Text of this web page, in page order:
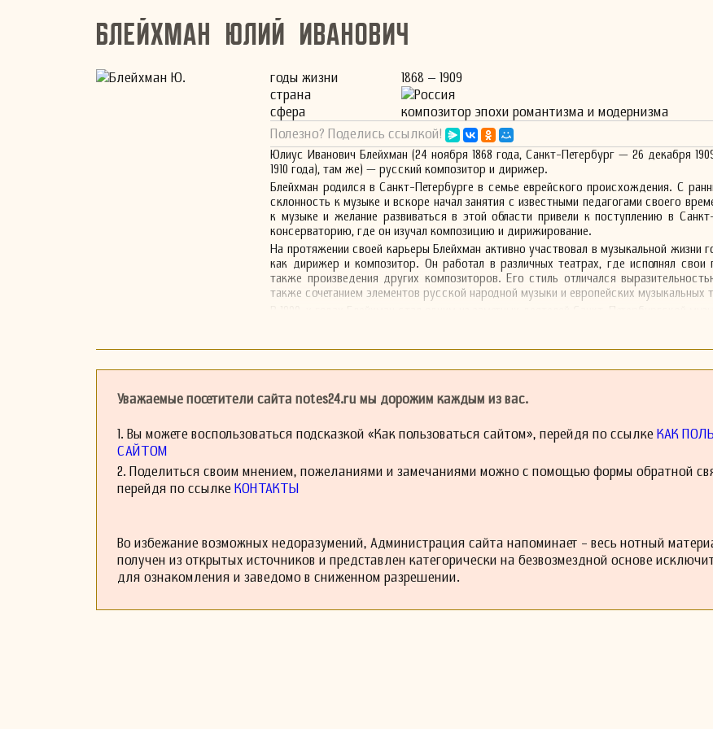
Блейхман Юлий Иванович
годы жизни
1868 – 1909
страна
Россия
сфера
композитор эпохи романтизма и модернизма
Полезно? Поделись ссылкой!
Юлиус Иванович Блейхман (24 ноября 1868 года, Санкт-Петербург — 26 декабря
1910 года), там же) — русский композитор и дирижер.
Блейхман родился в Санкт-Петербурге в семье еврейского происхождения. С
склонность к музыке и вскоре начал занятия с известными педагогами своего
к музыке и желание развиваться в этой области привели к поступлению в
консерваторию, где он изучал композицию и дирижирование.
На протяжении своей карьеры Блейхман активно участвовал в музыкальной жизни
как дирижер и композитор. Он работал в различных театрах, где исполнял свои
также произведения других композиторов. Его стиль отличался
также сочетанием элементов русской народной музыки и европейских музыкальных
Его композиторская деятельность охватывала различные жанры, включая
Личная жизнь Блейхмана была омрачена трудностями и борьбой за признание.
музыкальной прессы. Его жизнь оборвалась слишком рано, оставив за собой
После его смерти музыкальное сообщество Санкт-Петербурга ощутило его утрату,
современные исследователи пытаются восстановить его наследие, чтобы
представление о влиянии Блейхмана на русскую музыкальную сцену начала XX века.
Таким образом, Юлиус Блейхман остается важной фигурой в истории русской
Уважаемые посетители сайта notes24.ru мы дорожим каждым из вас.
1. Вы можете воспользоваться подсказкой «Как пользоваться сайтом», перейдя по ссылке КАК
САЙТОМ
2. Поделиться своим мнением, пожеланиями и замечаниями можно с помощью формы обратной
перейдя по ссылке КОНТАКТЫ
Во избежание возможных недоразумений, Администрация сайта напоминает - весь нотный
получен из открытых источников и представлен категорически на безвозмездной основе
для ознакомления и заведомо в сниженном разрешении.